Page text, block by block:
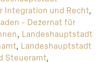
Integration und Recht,
- Dezernat für
, Landeshauptstadt
, Landeshauptstadt
Steueramt,